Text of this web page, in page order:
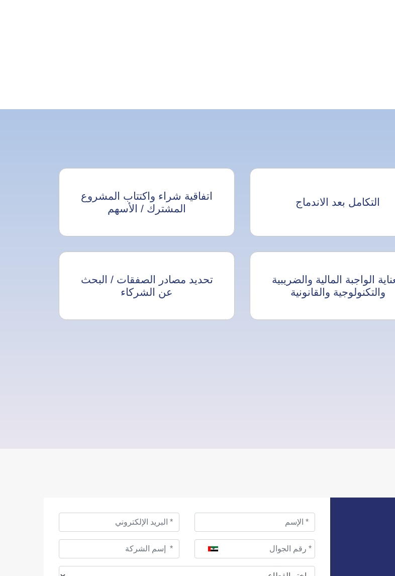
التكامل بعد الاندماج
اتفاقية شراء واكتتاب المشروع
المشترك / الأسهم
الواجبة المالية والضريبية
والتكنولوجية والقانونية
تحديد مصادر الصفقات / البحث
عن الشركاء